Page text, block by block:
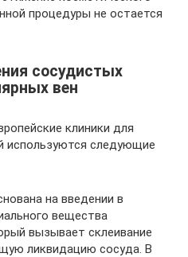
процедуры не остается
сосудистых
вен
клиники для
используются следующие
на введении в
вещества
вызывает склеивание
ликвидацию сосуда. В